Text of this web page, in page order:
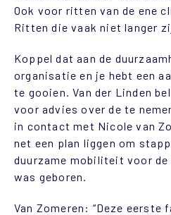
Ook voor ritten van de ene
Ritten die vaak niet langer
Koppel dat aan de
organisatie en je hebt een
te gooien. Van der Linden
voor advies over de te
in contact met Nicole van
net een plan liggen om
duurzame mobiliteit voor
was geboren.
Van Zomeren: “Deze